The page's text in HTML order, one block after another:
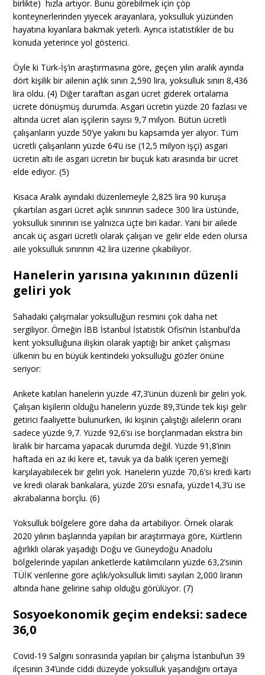
birlikte) hızla artıyor. Bunu görebilmek için çöp
konteynerlerinden yiyecek arayanlara, yoksulluk yüzünden
hayatına kıyanlara bakmak yeterli. Ayrıca istatistikler de bu
konuda yeterince yol gösterici.
Öyle ki Türk-İş’in araştırmasına göre, geçen yılın aralık ayında
dört kişilik bir ailenin açlık sınırı 2,590 lira, yoksulluk sınırı 8,436
lira oldu. (4) Diğer taraftan asgari ücret giderek ortalama
ücrete dönüşmüş durumda. Asgari ücretin yüzde 20 fazlası ve
altında ücret alan işçilerin sayısı 9,7 milyon. Bütün ücretli
çalışanların yüzde 50’ye yakını bu kapsamda yer alıyor. Tüm
ücretli çalışanların yüzde 64’ü ise (12,5 milyon işçi) asgari
ücretin altı ile asgari ücretin bir buçuk katı arasında bir ücret
elde ediyor. (5)
Kısaca Aralık ayındaki düzenlemeyle 2,825 lira 90 kuruşa
çıkartılan asgari ücret açlık sınırının sadece 300 lira üstünde,
yoksulluk sınırının ise yalnızca üçte biri kadar. Yani bir ailede
ancak üç asgari ücretli olarak çalışan ve gelir elde eden olursa
aile yoksulluk sınırının 42 lira üzerine çıkabiliyor.
Hanelerin yarısına yakınının düzenli
geliri yok
Sahadaki çalışmalar yoksulluğun resmini çok daha net
sergiliyor. Örneğin İBB İstanbul İstatistik Ofisi’nin İstanbul’da
kent yoksulluğuna ilişkin olarak yaptığı bir anket çalışması
ülkenin bu en büyük kentindeki yoksulluğu gözler önüne
seriyor:
Ankete katılan hanelerin yüzde 47,3’ünün düzenli bir geliri yok.
Çalışan kişilerin olduğu hanelerin yüzde 89,3’ünde tek kişi gelir
getirici faaliyette bulunurken, iki kişinin çalıştığı ailelerin oranı
sadece yüzde 9,7. Yüzde 92,6’sı ise borçlanmadan ekstra bin
liralık bir harcama yapacak durumda değil. Yüzde 91,8’inin
haftada en az iki kere et, tavuk ya da balık içeren yemeği
karşılayabilecek bir geliri yok. Hanelerin yüzde 70,6’sı kredi kartı
ve kredi olarak bankalara, yüzde 20’si esnafa, yüzde14,3’ü ise
akrabalarına borçlu. (6)
Yoksulluk bölgelere göre daha da artabiliyor. Örnek olarak
2020 yılının başlarında yapılan bir araştırmaya göre, Kürtlerin
ağırlıklı olarak yaşadığı Doğu ve Güneydoğu Anadolu
bölgelerinde yapılan anketlerde katılımcıların yüzde 63,2’sinin
TÜİK verilerine göre açlık/yoksulluk limiti sayılan 2,000 liranın
altında hane gelirine sahip olduğu görülüyor. (7)
Sosyoekonomik geçim endeksi: sadece
36,0
Covid-19 Salgını sonrasında yapılan bir çalışma İstanbul’un 39
ilçesinin 34’ünde ciddi düzeyde yoksulluk yaşandığını ortaya